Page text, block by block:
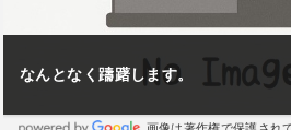
なんとなく躊躇します。